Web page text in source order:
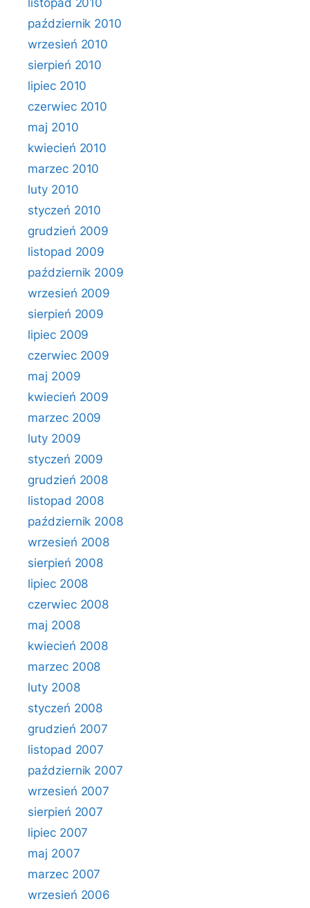
listopad 2010
październik 2010
wrzesień 2010
sierpień 2010
lipiec 2010
czerwiec 2010
maj 2010
kwiecień 2010
marzec 2010
luty 2010
styczeń 2010
grudzień 2009
listopad 2009
październik 2009
wrzesień 2009
sierpień 2009
lipiec 2009
czerwiec 2009
maj 2009
kwiecień 2009
marzec 2009
luty 2009
styczeń 2009
grudzień 2008
listopad 2008
październik 2008
wrzesień 2008
sierpień 2008
lipiec 2008
czerwiec 2008
maj 2008
kwiecień 2008
marzec 2008
luty 2008
styczeń 2008
grudzień 2007
listopad 2007
październik 2007
wrzesień 2007
sierpień 2007
lipiec 2007
maj 2007
marzec 2007
wrzesień 2006